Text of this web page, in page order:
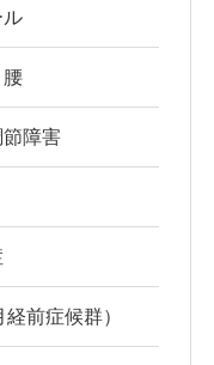
ル
腰
障害
前症候群）